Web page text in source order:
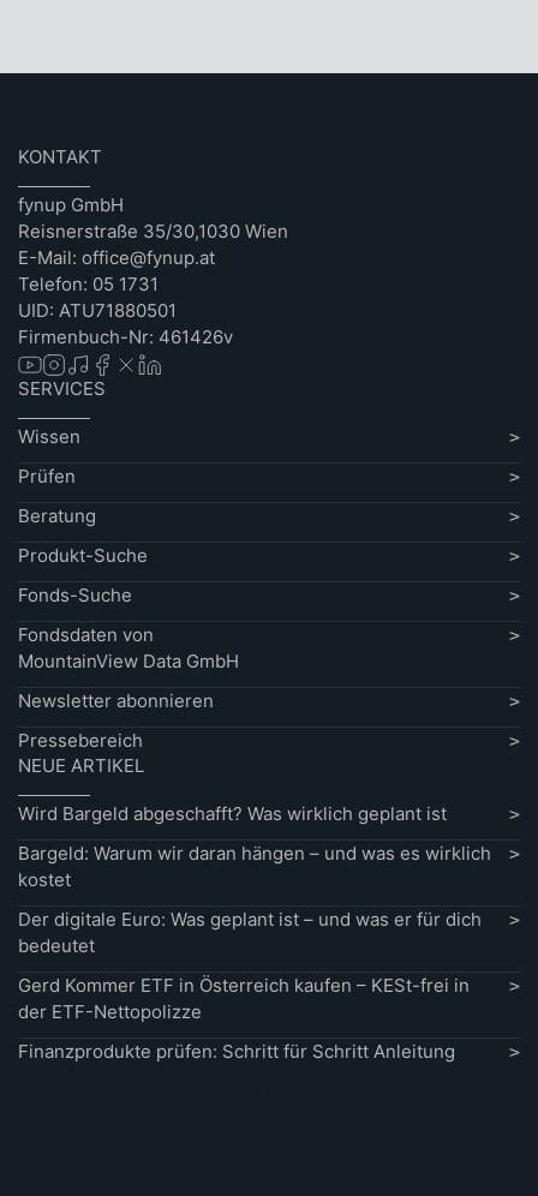
KONTAKT
fynup GmbH
Reisnerstraße 35/30,1030 Wien
E-Mail: office@fynup.at
Telefon: 05 1731
UID: ATU71880501
Firmenbuch-Nr: 461426v
SERVICES
Wissen
Prüfen
Beratung
Produkt-Suche
Fonds-Suche
Fondsdaten von
MountainView Data GmbH
Newsletter abonnieren
Pressebereich
NEUE ARTIKEL
Wird Bargeld abgeschafft? Was wirklich geplant ist
Bargeld: Warum wir daran hängen – und was es wirklich
kostet
Der digitale Euro: Was geplant ist – und was er für dich
bedeutet
Gerd Kommer ETF in Österreich kaufen – KESt-frei in
der ETF-Nettopolizze
Finanzprodukte prüfen: Schritt für Schritt Anleitung